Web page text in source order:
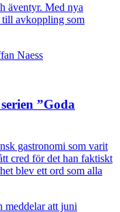
äventyr. Med nya
till avkoppling som
”Goda
gastronomi som varit
cred för det han faktiskt
blev ett ord som alla